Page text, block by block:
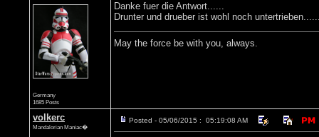
Germany
1685 Posts
Danke fuer die Antwort......
Drunter und drueber ist wohl noch
May the force be with you, always.
volkerc
Mandalorian Maniac�
Posted - 05/06/2015 : 05:19:08 AM